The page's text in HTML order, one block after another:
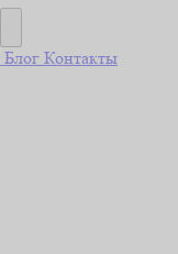
Блог Контакты